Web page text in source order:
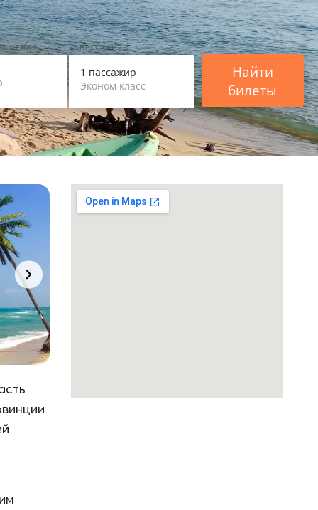
ПАССАЖИРЫ
1 пассажир
Эконом класс
Найти
билеты